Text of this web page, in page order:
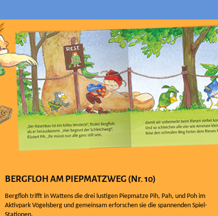
BERGFLOH AM PIEPMATZWEG (Nr. 10)
Bergfloh trifft in Wattens die drei lustigen Piepmatze Pih, Pah, und Poh im
Aktivpark Vögelsberg und gemeinsam erforschen sie die spannenden Spiel-